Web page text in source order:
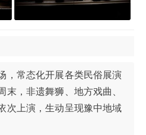
，常态化开展各类民俗展演
末，非遗舞狮、地方戏曲、
次上演，生动呈现豫中地域